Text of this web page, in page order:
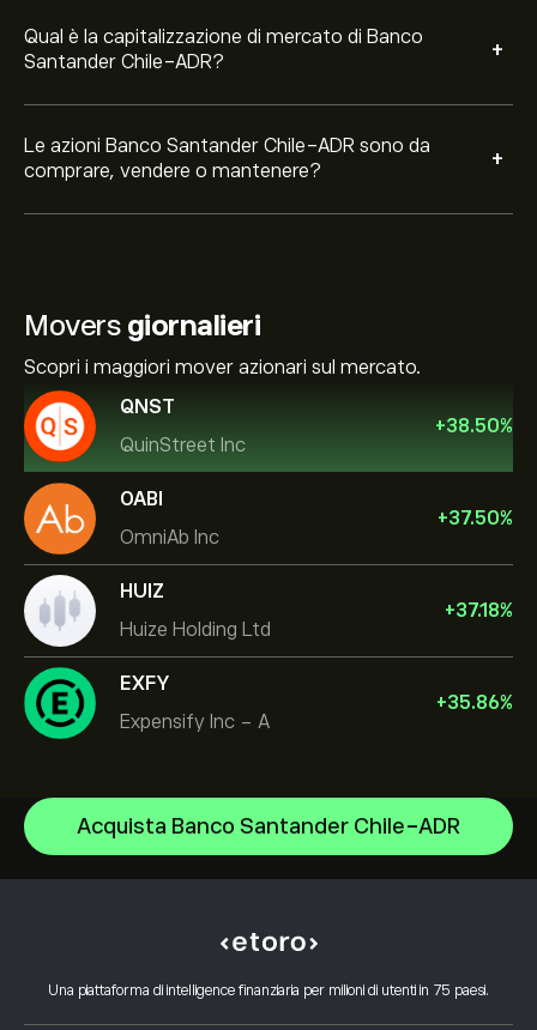
Qual è la capitalizzazione di mercato di Banco
Santander Chile-ADR?
+
Le azioni Banco Santander Chile-ADR sono da
comprare, vendere o mantenere?
+
Movers giornalieri
Scopri i maggiori mover azionari sul mercato.
QNST
QuinStreet Inc
+38.50%
OABI
OmniAb Inc
+37.50%
HUIZ
Huize Holding Ltd
+37.18%
EXFY
Expensify Inc - A
+35.86%
Acquista Banco Santander Chile-ADR
Una piattaforma di intelligence finanziaria per milioni di utenti in 75 paesi.
NVIDIA Corporation
Amazon.com Inc
Celestica Inc
Come verificare il tuo conto
Cos'è Leva e Margine
Acquisto e vendita spiegati
Recensioni eToro